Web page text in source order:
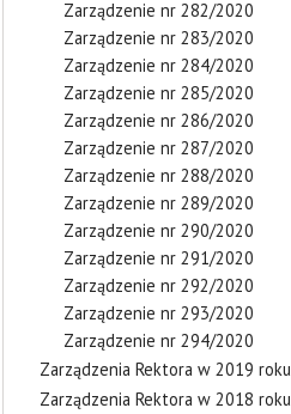
Zarządzenie nr 282/2020
Zarządzenie nr 283/2020
Zarządzenie nr 284/2020
Zarządzenie nr 285/2020
Zarządzenie nr 286/2020
Zarządzenie nr 287/2020
Zarządzenie nr 288/2020
Zarządzenie nr 289/2020
Zarządzenie nr 290/2020
Zarządzenie nr 291/2020
Zarządzenie nr 292/2020
Zarządzenie nr 293/2020
Zarządzenie nr 294/2020
Zarządzenia Rektora w 2019 roku
Zarządzenia Rektora w 2018 roku